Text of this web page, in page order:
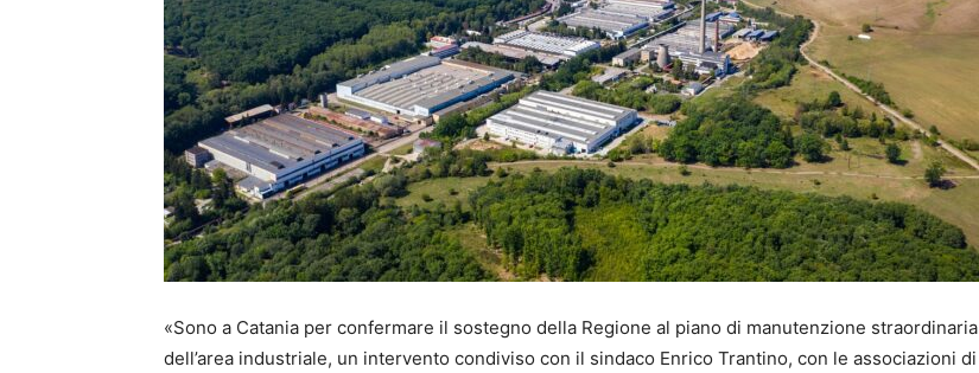
«Sono a Catania per confermare il sostegno della Regione al piano di manutenzione straordinaria
dell’area industriale, un intervento condiviso con il sindaco Enrico Trantino, con le associazioni di